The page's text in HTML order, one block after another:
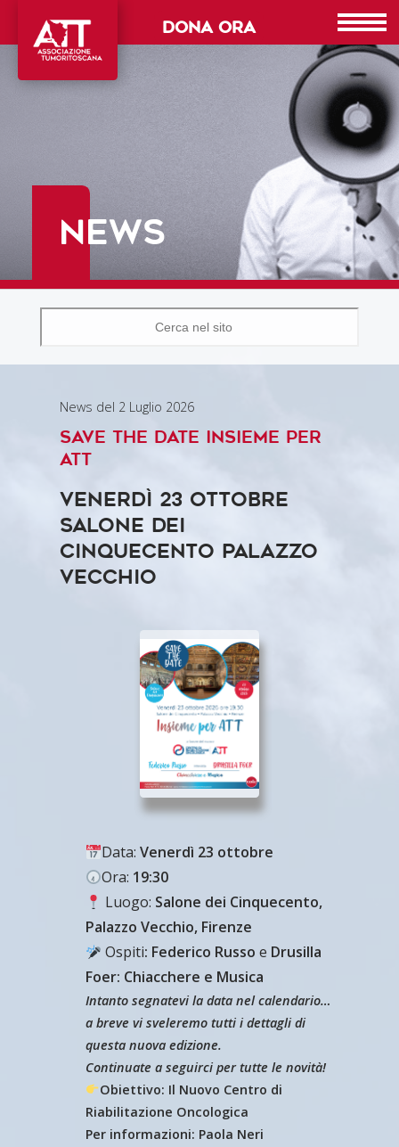
DONA ORA
NEWS
News del 2 Luglio 2026
Save the Date Insieme per
ATT
Venerdì 23 ottobre
Salone dei
Cinquecento Palazzo
Vecchio
Data:Venerdì 23 ottobre
Ora: 19:30
Luogo: Salone dei Cinquecento,
Palazzo Vecchio, Firenze
Ospiti: Federico Russo e Drusilla
Foer: Chiacchere e Musica
Intanto segnatevi la data nel calendario…
a breve vi sveleremo tutti i dettagli di
questa nuova edizione.
Continuate a seguirci per tutte le novità!
Obiettivo: Il Nuovo Centro di
Riabilitazione Oncologica
Per informazioni: Paola Neri